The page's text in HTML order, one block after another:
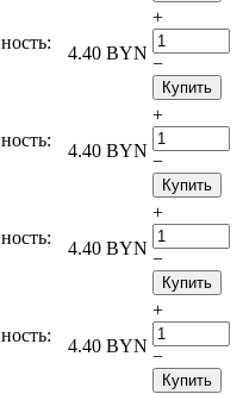
4.40 BYN
+
−
Купить
4.40 BYN
+
−
Купить
4.40 BYN
+
−
Купить
4.40 BYN
+
−
Купить